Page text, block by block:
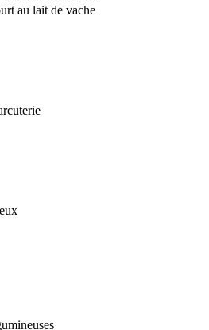
au lait de vache